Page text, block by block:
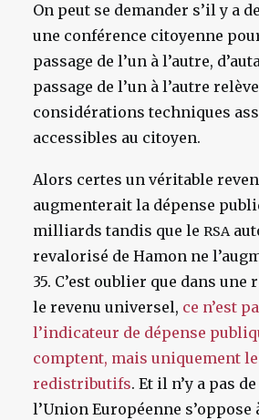
On peut se demander s’il y a
une conférence citoyenne
passage de l’un à l’autre,
passage de l’un à l’autre
considérations techniques
accessibles au citoyen.
Alors certes un véritable
augmenterait la dépense
milliards tandis que le RSA
revalorisé de Hamon ne
35. C’est oublier que dans
le revenu universel, ce n’est
l’indicateur de dépense
comptent, mais uniquement
redistributifs. Et il n’y a pas
l’Union Européenne s’oppose